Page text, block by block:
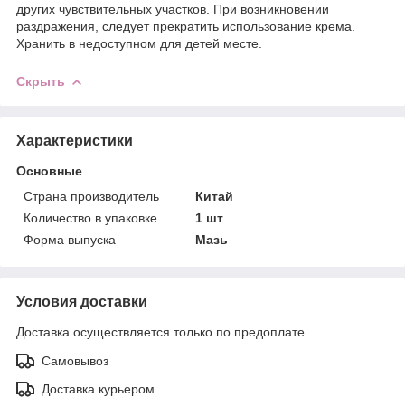
других чувствительных участков. При возникновении
раздражения, следует прекратить использование крема.
Хранить в недоступном для детей месте.
Скрыть
Характеристики
Основные
Страна производитель
Китай
Количество в упаковке
1 шт
Форма выпуска
Мазь
Условия доставки
Доставка осуществляется только по предоплате.
Самовывоз
Доставка курьером